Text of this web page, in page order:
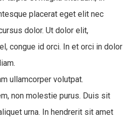
placerat eget elit nec
dolor. Ut dolor elit,
congue id orci. In et orci in dolor
ullamcorper volutpat.
non molestie purus. Duis sit
urna. In hendrerit sit amet